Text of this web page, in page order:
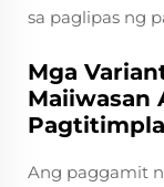
sa paglipas ng
Mga
Maiiwasan
Pagtitimpla
Ang paggamit